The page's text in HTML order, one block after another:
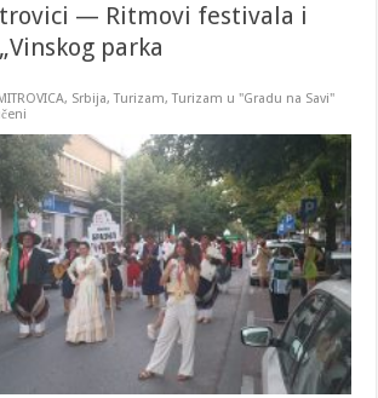
— Ritmovi festivala i
parka
, Srbija,Turizam,Turizam u "Gradu na Savi"
„Gradu
Savi“:
Avgust
u
Sremskoj
Mitrovici
—
Ritmovi
festivala
i
neizvesnost
„Vinskog